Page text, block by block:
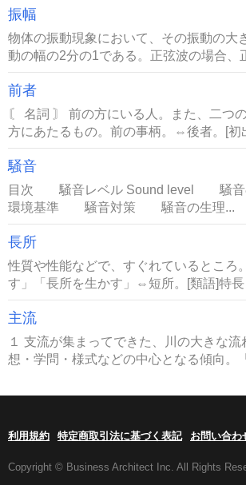
振幅
物体の振動現象において、その振動の大
動の幅の2分の1である。正弦波の場合、
前者
〘 名詞 〙 前の方にいる人。また、二つ
方にあたるもの。前の事柄。⇔後者。[初
騒音
目次 騒音レベル Sound level 騒音
環境基準 騒音対策 騒音の生理...
長所
性質や性能などで、すぐれているところ
す」「長所を生かす」⇔短所。[類語]特長
主流
１ 支流が集まってできた、川の大きな流
想・学問・様式などの中心となる傾向。
利用規約 特定商取引法に基づく表記 お問い合わ
Copyright © Business Architect Inc. All Rights